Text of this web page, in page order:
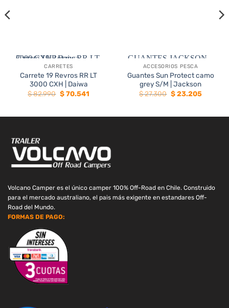
15%
CARRETES
Carrete 19 Revros RR LT
3000 CXH | Daiwa
$82.990 El
precio
$ 82.990.
$70.541El
$ 70.541.
15%
ACCESORIOS PESCA
Guantes Sun Protect camo
grey S/M | Jackson
$27.300 El
precio
$ 27.300.
$23.205El
$
Volcano Camper es el único camper 100% Off-Road en Chile. Construido
para el mercado australiano, el pais más exigente en estandares Off-
Road del Mundo.
FORMAS DE PAGO: